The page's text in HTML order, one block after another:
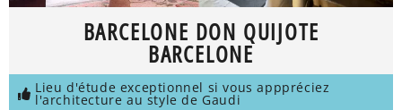
BARCELONE DON QUIJOTE
BARCELONE
Lieu d'étude exceptionnel si vous apppréciez
l'architecture au style de Gaudi